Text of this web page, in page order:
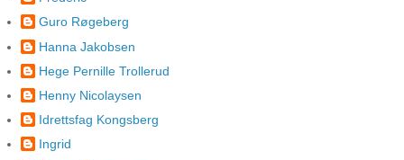
Guro Røgeberg
Hanna Jakobsen
Hege Pernille Trollerud
Henny Nicolaysen
Idrettsfag Kongsberg
Ingrid